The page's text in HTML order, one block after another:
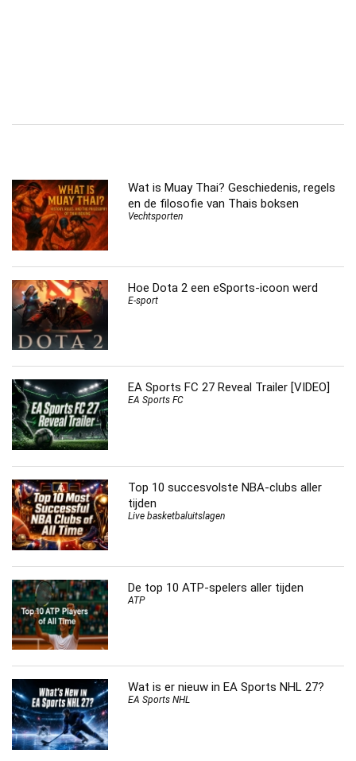
Wat is Muay Thai? Geschiedenis, regels
en de filosofie van Thais boksen
Vechtsporten
Hoe Dota 2 een eSports-icoon werd
E-sport
EA Sports FC 27 Reveal Trailer [VIDEO]
EA Sports FC
Top 10 succesvolste NBA-clubs aller
tijden
Live basketbaluitslagen
De top 10 ATP-spelers aller tijden
ATP
Wat is er nieuw in EA Sports NHL 27?
EA Sports NHL